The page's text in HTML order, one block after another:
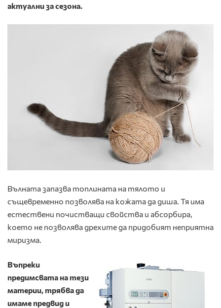
актуални за сезона.
Вълната запазва топлината на тялото и
същевременно позволява на кожата да диша. Тя има
естествени почистващи свойства и абсорбира,
което не позволява дрехите да придобият неприятна
миризма.
Въпреки
предимсвата на тези
материи, трябва да
имаме предвид и